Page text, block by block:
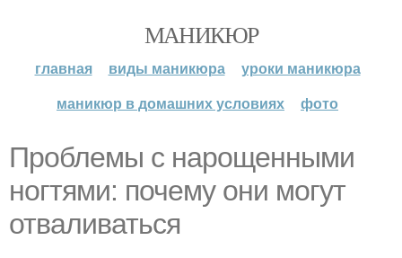
МАНИКЮР
главная виды маникюра
уроки маникюра
маникюр в домашних условиях
фото
Проблемы с нарощенными
ногтями: почему они могут
отваливаться